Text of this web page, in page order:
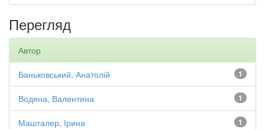
Перегляд
Автор
1
Баньковський, Анатолій
1
Водяна, Валентина
1
Машталер, Ірина